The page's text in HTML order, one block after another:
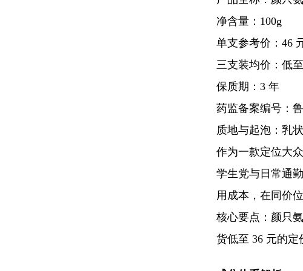
净含量：100g
单支参考价：46
三支装均价：低
保质期：3 年
药监备案编号：
质地与起泡：乳
作为一款定位大
学生党与日常通
用成本，在同价
核心要点：颜只
货低至 36 元的定